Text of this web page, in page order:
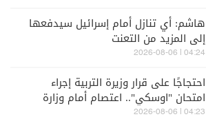
هاشم: أي تنازل أمام إسرائيل سيدفعها
إلى المزيد من التعنت
04:24 | 2026-08-06
احتجاجًا على قرار وزيرة التربية إجراء
امتحان "اوسكي".. اعتصام أمام وزارة
التربية
04:23 | 2026-08-06